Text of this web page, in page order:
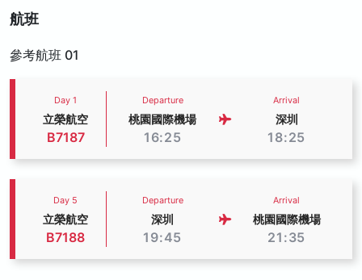
航班
參考航班 01
Day 1
立榮航空
B7187
Departure
桃園國際機場
16:25
Arrival
深圳
18:25
Day 5
立榮航空
B7188
Departure
深圳
19:45
Arrival
桃園國際機場
21:35